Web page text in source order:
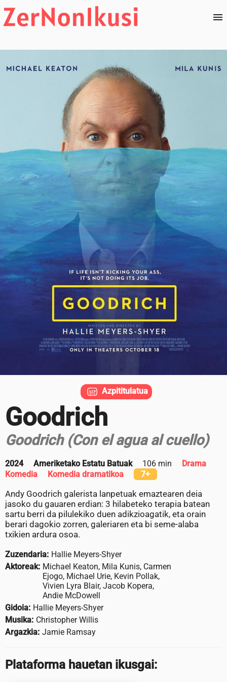
Goodrich
Goodrich (Con el agua al cuello)
2024 Ameriketako Estatu Batuak 106 min
Drama
Komedia
Komedia dramatikoa 7+
Andy Goodrich galerista lanpetuak emaztearen deia
jasoko du gauaren erdian: 3 hilabeteko terapia batean
sartu berri da pilulekiko duen adikzioagatik, eta orain
berari dagokio zorren, galeriaren eta bi seme-alaba
txikien ardura osoa.
Zuzendaria: Hallie Meyers-Shyer
Aktoreak: Michael Keaton, Mila Kunis, Carmen
Ejogo, Michael Urie, Kevin Pollak,
Vivien Lyra Blair, Jacob Kopera,
Andie McDowell
Gidoia: Hallie Meyers-Shyer
Musika: Christopher Willis
Argazkia: Jamie Ramsay
Plataforma hauetan ikusgai:
Azpititulatua